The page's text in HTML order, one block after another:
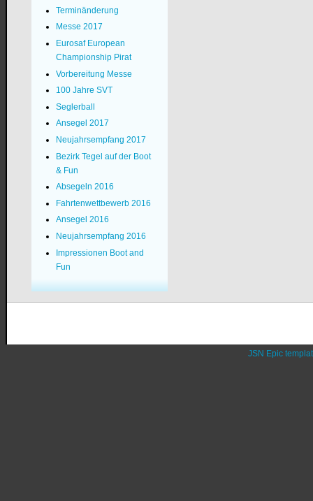
Terminänderung
Messe 2017
Eurosaf European
Championship Pirat
Vorbereitung Messe
100 Jahre SVT
Seglerball
Ansegel 2017
Neujahrsempfang 2017
Bezirk Tegel auf der Boot
& Fun
Absegeln 2016
Fahrtenwettbewerb 2016
Ansegel 2016
Neujahrsempfang 2016
Impressionen Boot and
Fun
JSN Epic